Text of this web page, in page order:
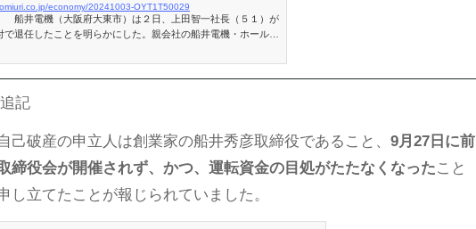
economy/20241003-OYT1T50029
船井電機（大阪府大東市）は２日、上田智一社長（５１）が
で退任したことを明らかにした。親会社の船井電機・ホールデ
らかにしていない
記
己破産の申立人は創業家の船井秀彦取締役であること、 9月27日に前
締役会が開催されず、かつ、運転資金の目処がたたなくなったこと
し立てたことが報じられていました。